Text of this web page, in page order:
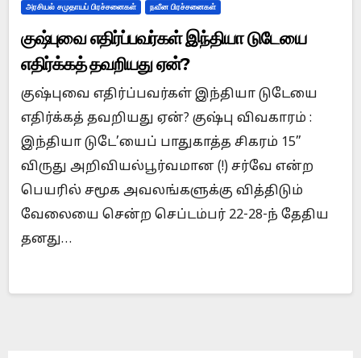
அரசியல் சமுதாயப் பிரச்சனைகள் நவீன பிரச்சனைகள்
குஷ்புவை எதிர்ப்பவர்கள் இந்தியா டுடேயை
எதிர்க்கத் தவறியது ஏன்?
குஷ்புவை எதிர்ப்பவர்கள் இந்தியா டுடேயை
எதிர்க்கத் தவறியது ஏன்? குஷ்பு விவகாரம் :
இந்தியா டுடே’யைப் பாதுகாத்த சிகரம் 15”
விருது அறிவியல்பூர்வமான (!) சர்வே என்ற
பெயரில் சமூக அவலங்களுக்கு வித்திடும்
வேலையை சென்ற செப்டம்பர் 22-28-ந் தேதிய
தனது…